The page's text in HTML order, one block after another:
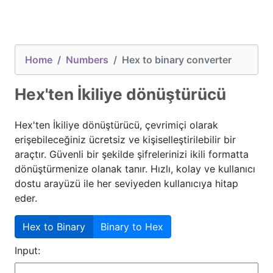
Home Numbers Hex to binary converter
Hex'ten İkiliye dönüştürücü
Hex'ten İkiliye dönüştürücü, çevrimiçi olarak
erişebileceğiniz ücretsiz ve kişiselleştirilebilir bir
araçtır. Güvenli bir şekilde şifrelerinizi ikili formatta
dönüştürmenize olanak tanır. Hızlı, kolay ve kullanıcı
dostu arayüzü ile her seviyeden kullanıcıya hitap
eder.
Hex to Binary
Binary to Hex
Input: